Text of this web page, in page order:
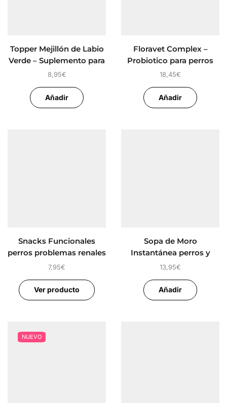
Topper Mejillón de Labio
Verde – Suplemento para
perros
8,95€
Añadir
Floravet Complex –
Probiotico para perros
18,45€
Añadir
Snacks Funcionales
perros problemas renales
7,95€
Ver producto
Sopa de Moro
Instantánea perros y
gatos
13,95€
Añadir
NUEVO